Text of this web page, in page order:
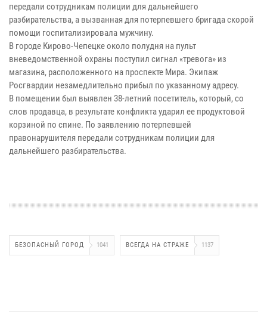
передали сотрудникам полиции для дальнейшего
разбирательства, а вызванная для потерпевшего бригада скорой
помощи госпитализировала мужчину.
В городе Кирово-Чепецке около полудня на пульт
вневедомственной охраны поступил сигнал «тревога» из
магазина, расположенного на проспекте Мира. Экипаж
Росгвардии незамедлительно прибыл по указанному адресу.
В помещении был выявлен 38-летний посетитель, который, со
слов продавца, в результате конфликта ударил ее продуктовой
корзиной по спине. По заявлению потерпевшей
правонарушителя передали сотрудникам полиции для
дальнейшего разбирательства.
БЕЗОПАСНЫЙ ГОРОД 1041 ВСЕГДА НА СТРАЖЕ 1137